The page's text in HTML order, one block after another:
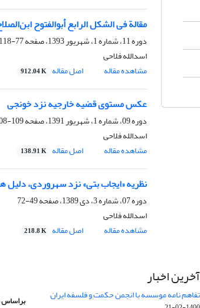
مقالة فی الشکل الرابع أبوالفتوح
دوره 11، شماره 1، شهریور 1393، صفحه
77-118
اسدالله فلاحی
مشاهده مقاله
اصل مقاله 912.04 K
عکس مستوی قضیه خارجیه نزد خونجی
دوره 09، شماره 1، شهریور 1391، صفحه
109-108
اسدالله فلاحی
مشاهده مقاله
اصل مقاله 138.91 K
نظریه «ایجاب بتی» نزد سهروردی، دلیل
دوره 07، شماره 3، دی 1389، صفحه
49-72
اسدالله فلاحی
مشاهده مقاله
اصل مقاله 218.8 K
آخرین اخبار
تفاهم نامه موسسه با انجمن حکمت و فلسفه ایران